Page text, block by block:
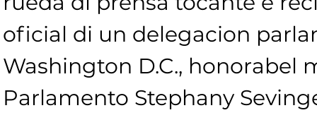
oficial di un delegacion
Washington D.C., honorabel
Parlamento Stephany